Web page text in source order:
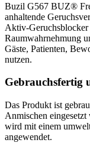
Buzil G567 BUZ®
anhaltende
Aktiv-Geruchsblocker
Raumwahrnehmung
Gäste, Patienten,
nutzen.
Gebrauchsfertig
Das Produkt ist
Anmischen
wird mit einem
angewendet.